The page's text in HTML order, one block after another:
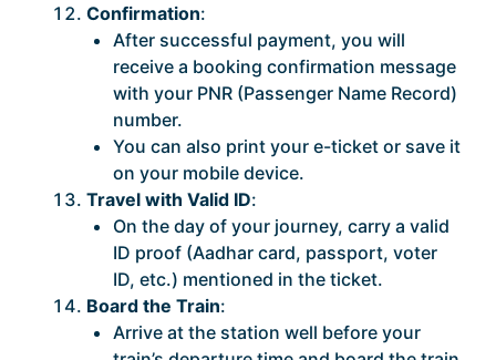
Confirmation:
After successful payment, you will
receive a booking confirmation message
with your PNR (Passenger Name Record)
number.
You can also print your e-ticket or save it
on your mobile device.
Travel with Valid ID:
On the day of your journey, carry a valid
ID proof (Aadhar card, passport, voter
ID, etc.) mentioned in the ticket.
Board the Train:
Arrive at the station well before your